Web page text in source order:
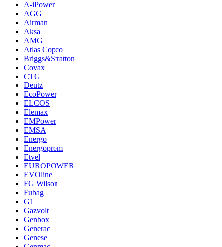
A-iPower
AGG
Airman
Aksa
AMG
Atlas Copco
Briggs&Stratton
Covax
CTG
Deutz
EcoPower
ELCOS
Elemax
EMPower
EMSA
Energo
Energoprom
Etvel
EUROPOWER
EVOline
FG Wilson
Fubag
G1
Gazvolt
Genbox
Generac
Genese